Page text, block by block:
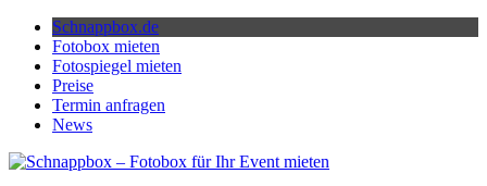
Skip
content
Schnappbox.de
Fotobox mieten
Fotospiegel mieten
Preise
Termin anfragen
News